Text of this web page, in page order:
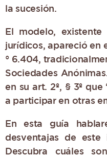
la sucesión.
El modelo, existente
jurídicos, apareció en
° 6.404,
Sociedades
en su art. 2º, § 3º
a participar en otras
En esta guía
desventajas de este
Descubra cuáles